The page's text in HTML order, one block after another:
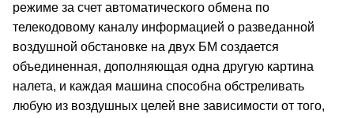
режиме за счет автоматического обмена по
телекодовому каналу информацией о разведанной
воздушной обстановке на двух БМ создается
объединенная, дополняющая одна другую картина
налета, и каждая машина способна обстреливать
любую из воздушных целей вне зависимости от того,